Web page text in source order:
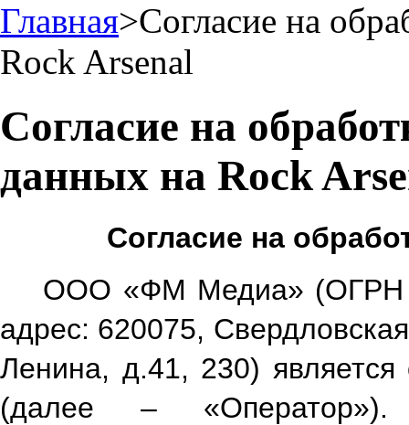
Главная>Согласие на
Rock Arsenal
Согласие на
данных на Rock
Согласие на
ООО «ФМ Медиа» (ОГРН
адрес: 620075,
Ленина, д.41, 230)
(далее –